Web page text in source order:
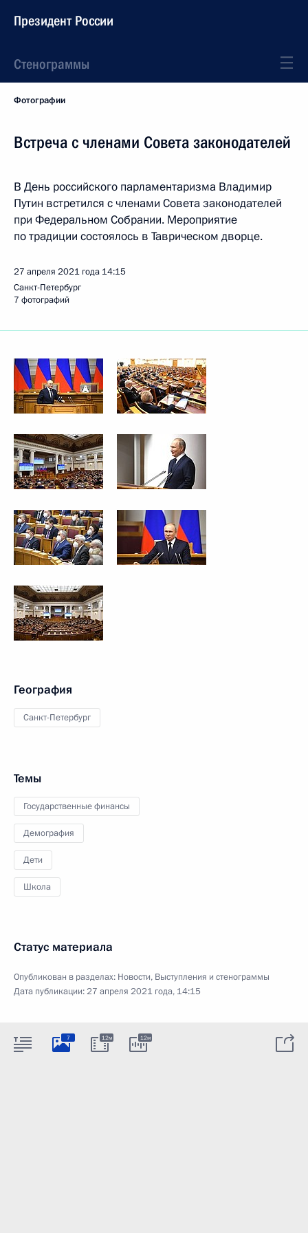
Президент России
Стенограммы
Фотографии
Встреча с членами Совета законодателей
В День российского парламентаризма Владимир
Путин встретился с членами Совета законодателей
при Федеральном Собрании. Мероприятие
по традиции состоялось в Таврическом дворце.
27 апреля 2021 года 14:15
Санкт-Петербург
7 фотографий
География
Санкт-Петербург
Темы
Государственные финансы
Демография
Дети
Школа
Статус материала
Опубликован в разделах: Новости, Выступления и стенограммы
Дата публикации:27 апреля 2021 года, 14:15
7 12м 12м